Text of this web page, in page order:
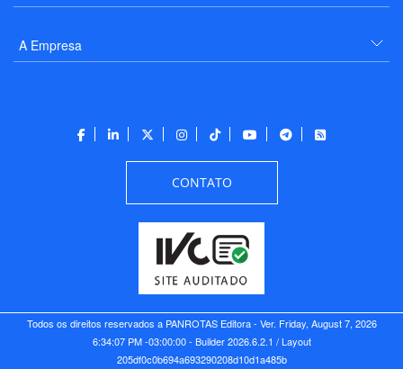
A Empresa
CONTATO
Todos os direitos reservados a PANROTAS Editora - Ver. Friday, August 7, 2026
6:34:07 PM -03:00:00 - Builder 2026.6.2.1 / Layout
205df0c0b694a693290208d10d1a485b